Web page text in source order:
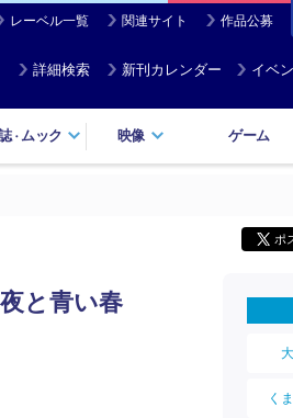
レーベル一覧 関連サイト 作品公募
詳細検索 新刊カレンダー イベ
・ ムック 映像 ゲーム
ポ
と青い春
く